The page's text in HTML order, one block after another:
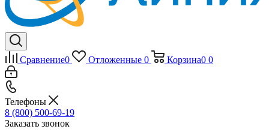
Сравнение0 Отложенные 0 Корзина0 0
Телефоны
8 (800) 500-69-19
Заказать звонок